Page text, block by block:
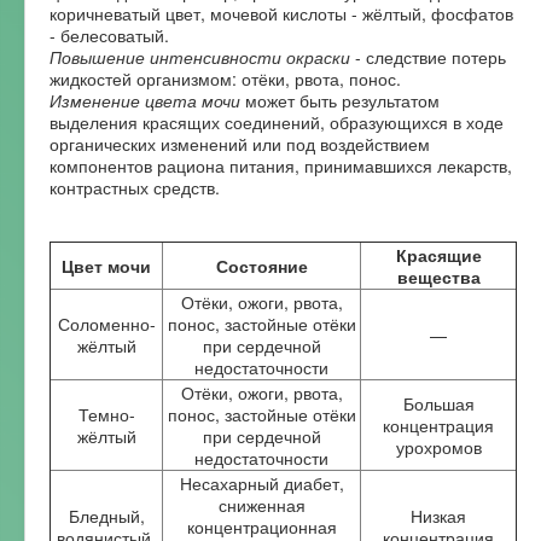
коричневатый цвет, мочевой кислоты - жёлтый, фосфатов
- белесоватый.
Повышение интенсивности окраски - следствие потерь
жидкостей организмом: отёки, рвота, понос.
Изменение цвета мочи может быть результатом
выделения красящих соединений, образующихся в ходе
органических изменений или под воздействием
компонентов рациона питания, принимавшихся лекарств,
контрастных средств.
Цвет мочи Состояние
Красящие
вещества
Соломенно-
жёлтый
Отёки, ожоги, рвота,
понос, застойные отёки
при сердечной
недостаточности
—
Темно-
жёлтый
Отёки, ожоги, рвота,
понос, застойные отёки
при сердечной
недостаточности
Большая
концентрация
урохромов
Бледный,
Несахарный диабет,
сниженная
концентрационная
Низкая